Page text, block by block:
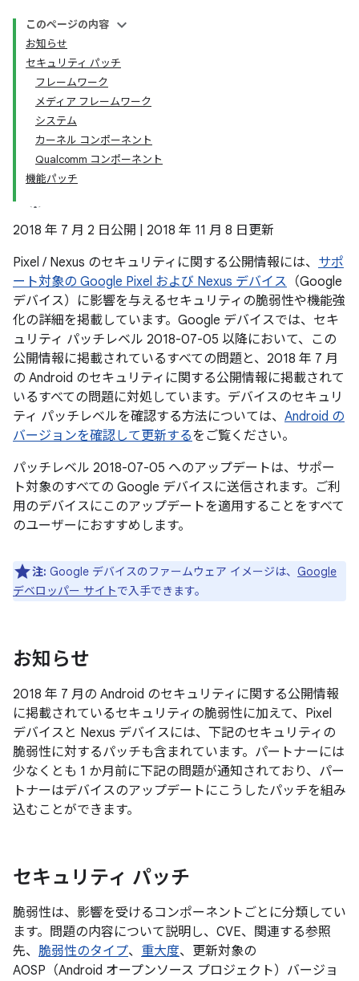
このページの内容
お知らせ
セキュリティ パッチ
フレームワーク
メディア フレームワーク
システム
カーネル コンポーネント
Qualcomm コンポーネント
機能パッチ
2018 年 7 月 2 日公開 | 2018 年 11 月 8 日更新
Pixel / Nexus のセキュリティに関する公開情報には、 サポ
ート対象の Google Pixel および Nexus デバイス （Google
デバイス）に影響を与えるセキュリティの脆弱性や機能強
化の詳細を掲載しています。Google デバイスでは、セキ
ュリティ パッチレベル 2018-07-05 以降において、この
公開情報に掲載されているすべての問題と、2018 年 7 月
の Android のセキュリティに関する公開情報に掲載されて
いるすべての問題に対処しています。デバイスのセキュリ
ティ パッチレベルを確認する方法については、 Android の
バージョンを確認して更新するをご覧ください。
パッチレベル 2018-07-05 へのアップデートは、サポー
ト対象のすべての Google デバイスに送信されます。ご利
用のデバイスにこのアップデートを適用することをすべて
のユーザーにおすすめします。
注: Google デバイスのファームウェア イメージは、 Google
デベロッパー サイトで入手できます。
お知らせ
2018 年 7 月の Android のセキュリティに関する公開情報
に掲載されているセキュリティの脆弱性に加えて、Pixel
デバイスと Nexus デバイスには、下記のセキュリティの
脆弱性に対するパッチも含まれています。パートナーには
少なくとも 1 か月前に下記の問題が通知されており、パー
トナーはデバイスのアップデートにこうしたパッチを組み
込むことができます。
セキュリティ パッチ
脆弱性は、影響を受けるコンポーネントごとに分類してい
ます。問題の内容について説明し、CVE、関連する参照
先、 脆弱性のタイプ、 重大度、更新対象の
AOSP（Android オープンソース プロジェクト）バージョ